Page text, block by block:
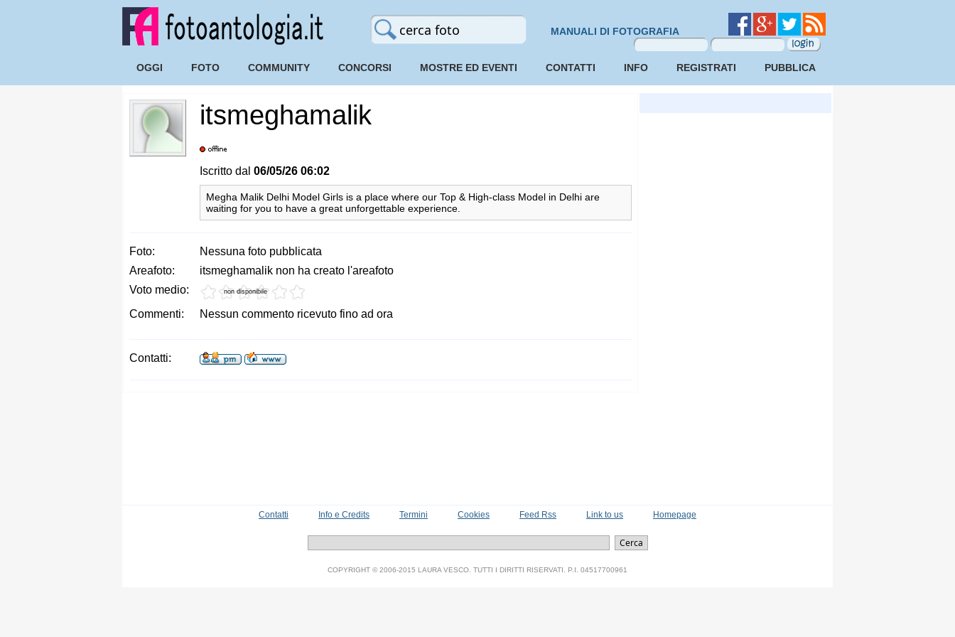
MANUALI DI FOTOGRAFIA
OGGI FOTO COMMUNITY CONCORSI MOSTRE ED EVENTI CONTATTI INFO REGISTRATI PUBBLICA
itsmeghamalik
Iscritto dal 06/05/26 06:02
Megha Malik Delhi Model Girls is a place where our Top & High-class Model in Delhi are
waiting for you to have a great unforgettable experience.
Foto:
Nessuna foto pubblicata
Areafoto:
itsmeghamalik non ha creato l'areafoto
Voto medio:
non disponibile
Commenti: Nessun commento ricevuto fino ad ora
Contatti:
Contatti Info e Credits Termini Cookies Feed Rss Link to us Homepage
COPYRIGHT © 2006-2015 LAURA VESCO. TUTTI I DIRITTI RISERVATI. P.I. 04517700961